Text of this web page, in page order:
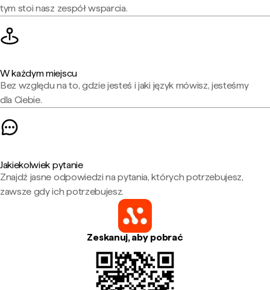
tym stoi nasz zespół wsparcia.
W każdym miejscu
Bez względu na to, gdzie jesteś i jaki język mówisz, jesteśmy
dla Ciebie.
Jakiekolwiek pytanie
Znajdź jasne odpowiedzi na pytania, których potrzebujesz,
zawsze gdy ich potrzebujesz.
Zeskanuj, aby pobrać